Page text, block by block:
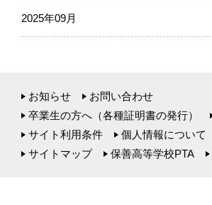
2025年09月
お知らせ
お問い合わせ
卒業生の方へ（各種証明書の発行）
サイト利用条件
個人情報について
サイトマップ
保善高等学校PTA